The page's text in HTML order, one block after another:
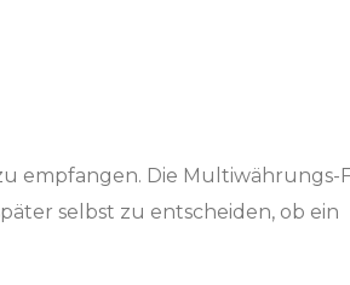
empfangen. Die Multiwährungs-
selbst zu entscheiden, ob ein